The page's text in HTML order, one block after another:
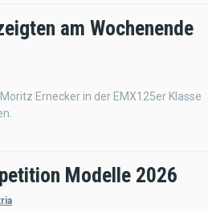
am Wochenende
Ernecker in der EMX125er Klasse
Modelle 2026